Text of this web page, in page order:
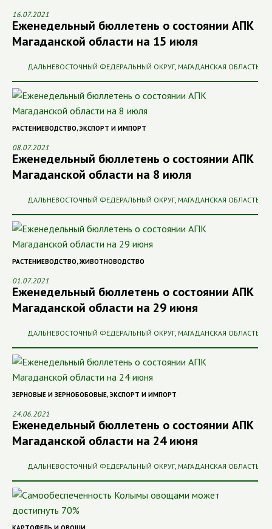
16.07.2021
Еженедельный бюллетень о состоянии АПК
Магаданской области на 15 июля
ДАЛЬНЕВОСТОЧНЫЙ ФЕДЕРАЛЬНЫЙ ОКРУГ, МАГАДАНСКАЯ ОБЛАСТЬ
РАСТЕНИЕВОДСТВО, ЭКСПОРТ И ИМПОРТ
08.07.2021
Еженедельный бюллетень о состоянии АПК
Магаданской области на 8 июля
ДАЛЬНЕВОСТОЧНЫЙ ФЕДЕРАЛЬНЫЙ ОКРУГ, МАГАДАНСКАЯ ОБЛАСТЬ
РАСТЕНИЕВОДСТВО, ЖИВОТНОВОДСТВО
01.07.2021
Еженедельный бюллетень о состоянии АПК
Магаданской области на 29 июня
ДАЛЬНЕВОСТОЧНЫЙ ФЕДЕРАЛЬНЫЙ ОКРУГ, МАГАДАНСКАЯ ОБЛАСТЬ
ЗЕРНОВЫЕ И ЗЕРНОБОБОВЫЕ, ЭКСПОРТ И ИМПОРТ
24.06.2021
Еженедельный бюллетень о состоянии АПК
Магаданской области на 24 июня
ДАЛЬНЕВОСТОЧНЫЙ ФЕДЕРАЛЬНЫЙ ОКРУГ, МАГАДАНСКАЯ ОБЛАСТЬ